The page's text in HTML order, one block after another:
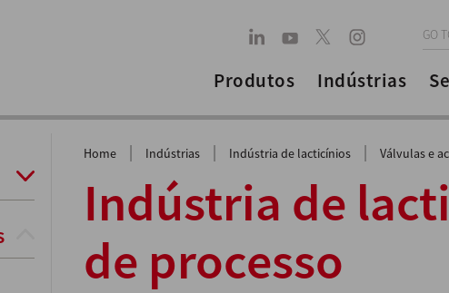
GO
Produtos Indústrias
Home | Indústrias | Indústria de lacticínios | Válvulas e
Indústria de
de processo